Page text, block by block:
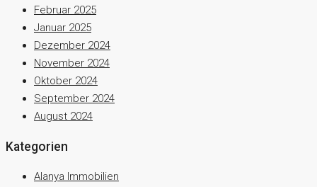
Februar 2025
Januar 2025
Dezember 2024
November 2024
Oktober 2024
September 2024
August 2024
Kategorien
Alanya Immobilien